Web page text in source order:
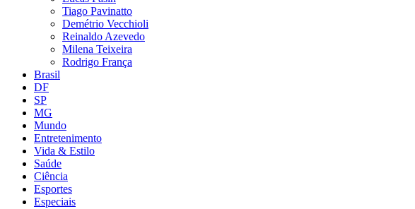
Tiago Pavinatto
Demétrio Vecchioli
Reinaldo Azevedo
Milena Teixeira
Rodrigo França
Brasil
DF
SP
MG
Mundo
Entretenimento
Vida & Estilo
Saúde
Ciência
Esportes
Especiais